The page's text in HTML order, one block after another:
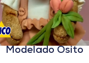
Modelado Osito